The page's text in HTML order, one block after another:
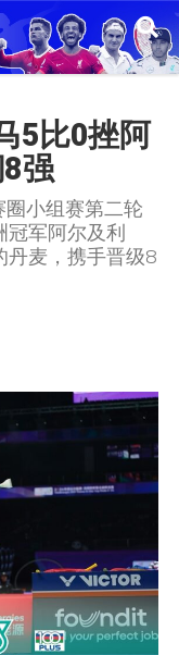
5比0挫阿
强
小组赛第二轮
冠军阿尔及利
麦，携手晋级8